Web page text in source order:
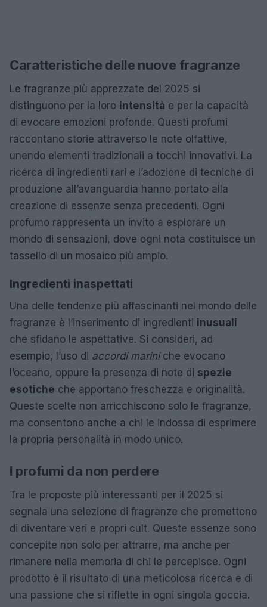
Caratteristiche delle nuove fragranze
Le fragranze più apprezzate del 2025 si
distinguono per la loro intensità e per la capacità
di evocare emozioni profonde. Questi profumi
raccontano storie attraverso le note olfattive,
unendo elementi tradizionali a tocchi innovativi. La
ricerca di ingredienti rari e l’adozione di tecniche di
produzione all’avanguardia hanno portato alla
creazione di essenze senza precedenti. Ogni
profumo rappresenta un invito a esplorare un
mondo di sensazioni, dove ogni nota costituisce un
tassello di un mosaico più ampio.
Ingredienti inaspettati
Una delle tendenze più affascinanti nel mondo delle
fragranze è l’inserimento di ingredienti inusuali
che sfidano le aspettative. Si consideri, ad
esempio, l’uso di accordi mariniche evocano
l’oceano, oppure la presenza di note di spezie
esotiche che apportano freschezza e originalità.
Queste scelte non arricchiscono solo le fragranze,
ma consentono anche a chi le indossa di esprimere
la propria personalità in modo unico.
I profumi da non perdere
Tra le proposte più interessanti per il 2025 si
segnala una selezione di fragranze che promettono
di diventare veri e propri cult. Queste essenze sono
concepite non solo per attrarre, ma anche per
rimanere nella memoria di chi le percepisce. Ogni
prodotto è il risultato di una meticolosa ricerca e di
una passione che si riflette in ogni singola goccia.